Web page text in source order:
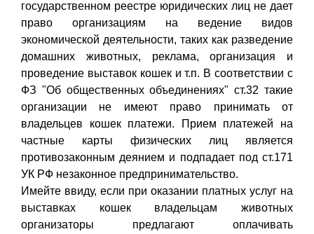
государственном реестре юридических лиц не дает
право организациям на ведение видов
экономической деятельности, таких как разведение
домашних животных, реклама, организация и
проведение выставок кошек и т.п. В соответствии с
ФЗ "Об общественных объединениях" ст.32 такие
организации не имеют право принимать от
владельцев кошек платежи. Прием платежей на
частные карты физических лиц является
противозаконным деянием и подпадает под ст.171
УК РФ незаконное предпринимательство.
Имейте ввиду, если при оказании платных услуг на
выставках кошек владельцам животных
организаторы предлагают оплачивать